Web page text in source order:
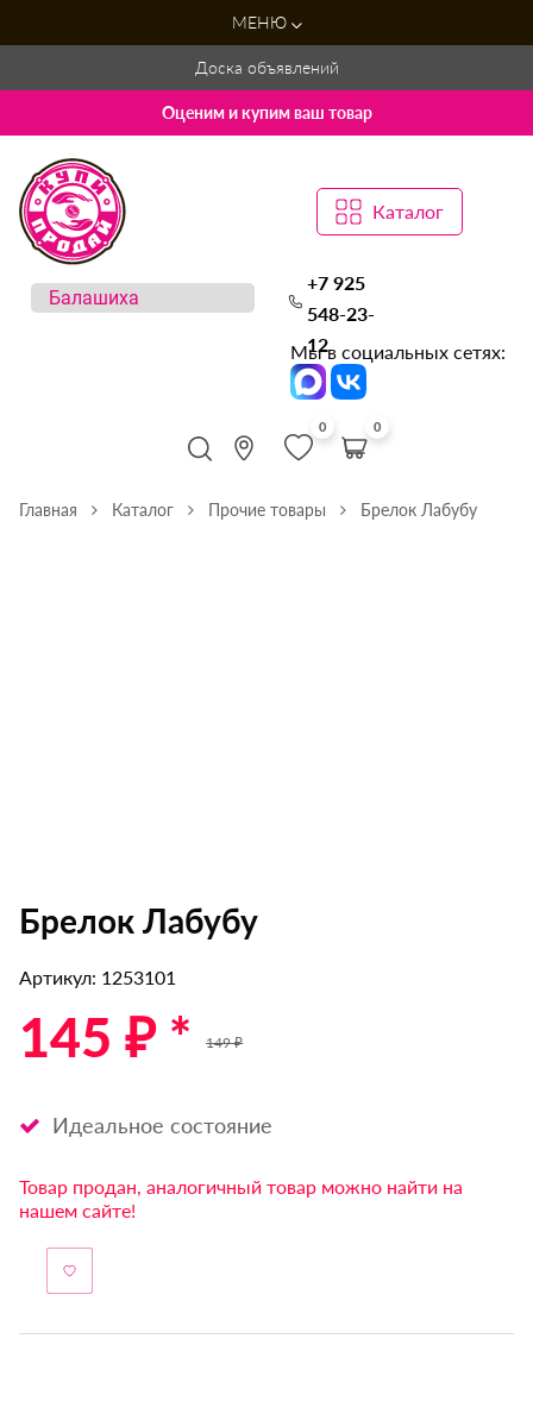
МЕНЮ
Доска объявлений
Оценим и купим ваш товар
Каталог
+7 925
548-23-
12
Мы в социальных сетях:
0 0
Главная Каталог Прочие товары Брелок Лабубу
Брелок Лабубу
Артикул: 1253101
145 ₽ * 149 ₽
Идеальное состояние
Товар продан, аналогичный товар можно найти на
нашем сайте!